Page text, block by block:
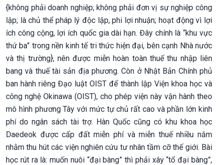
{không phải doanh nghiệp; không phải đơn vị sự nghiệp công
lập; là chủ thể pháp lý độc lập, phi lợi nhuận; hoạt động vì lợi
ích công cộng, lợi ích quốc gia dài hạn. Đây chính là “khu vực
thứ ba” trong nền kinh tế tri thức hiện đại, bên cạnh Nhà nước
và thị trường}, nên được miễn hoàn toàn thuế thu nhập liên
bang và thuế tài sản địa phương. Còn ở Nhật Bản Chính phủ
ban hành riêng Đạo luật OIST để thành lập Viện khoa học và
công nghệ Okinawa (OIST), cho phép viện này vận hành theo
mô hình phương Tây với mức tự chủ rất cao và phần lớn kinh
phí do ngân sách tài trợ. Hàn Quốc cũng có khu khoa học
Daedeok được cấp đất miễn phí và miễn thuế nhiều năm
nhằm thu hút các viện nghiên cứu tư nhân tầm cỡ thế giới. Bài
học rút ra là: muốn nuôi “đại bàng” thì phải xây “tổ đại bàng”,